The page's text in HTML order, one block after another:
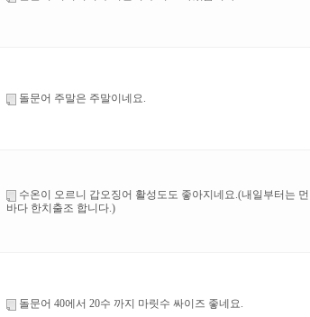
돌문어 주말은 주말이네요.
수온이 오르니 갑오징어 활성도도 좋아지네요.(내일부터는 먼
바다 한치출조 합니다.)
돌문어 40에서 20수 까지 마릿수 싸이즈 좋네요.